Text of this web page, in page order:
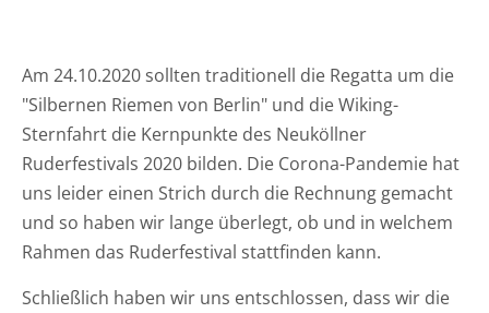
Am 24.10.2020 sollten traditionell die Regatta um die
"Silbernen Riemen von Berlin" und die Wiking-
Sternfahrt die Kernpunkte des Neuköllner
Ruderfestivals 2020 bilden. Die Corona-Pandemie hat
uns leider einen Strich durch die Rechnung gemacht
und so haben wir lange überlegt, ob und in welchem
Rahmen das Ruderfestival stattfinden kann.
Schließlich haben wir uns entschlossen, dass wir die